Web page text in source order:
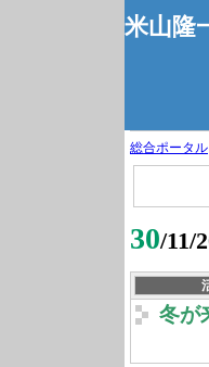
米山隆
総合ポータル
30/11/
冬が